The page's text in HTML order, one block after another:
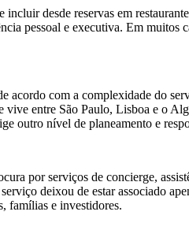
desde reservas em
pessoal e executiva. Em muitos
acordo com a complexidade do
vive entre São Paulo, Lisboa e o
outro nível de planeamento e
por serviços de concierge,
deixou de estar associado
famílias e investidores.